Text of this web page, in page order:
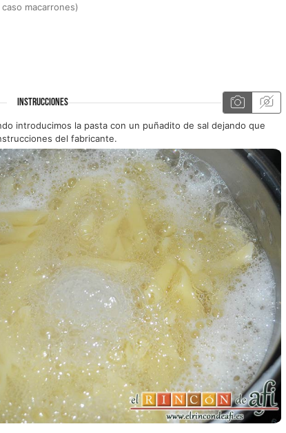
macarrones)
INSTRUCCIONES
introducimos la pasta con un puñadito de sal dejando que
del fabricante.